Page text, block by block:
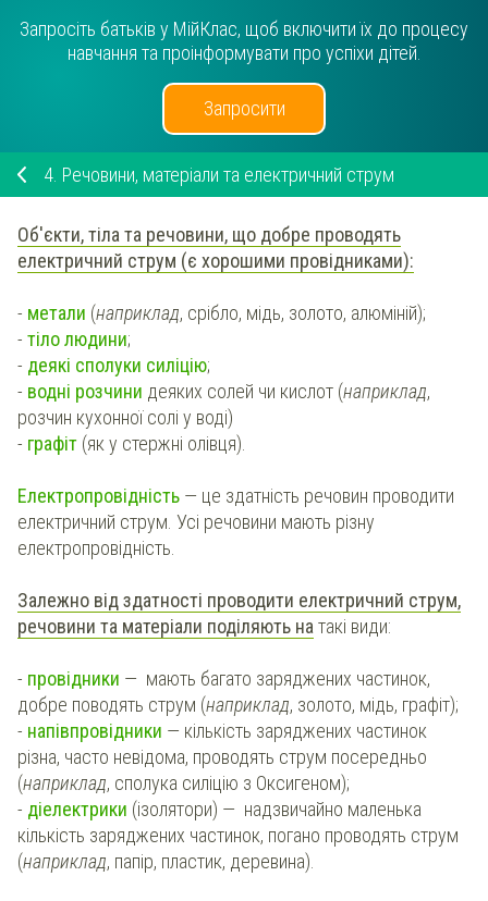
Запросіть батьків у МійКлас, щоб включити їх до процесу
навчання та проінформувати про успіхи дітей.
Запросити
4. Речовини, матеріали та електричний струм
Об'єкти, тіла та речовини, що добре проводять
електричний струм (є хорошими провідниками):
- метали (наприклад, срібло, мідь, золото, алюміній);
- тіло людини;
- деякі сполуки силіцію;
- водні розчини деяких солей чи кислот (наприклад,
розчин кухонної солі у воді)
- графіт (як у стержні олівця).
Електропровідність — це здатність речовин проводити
електричний струм. Усі речовини мають різну
електропровідність.
Залежно від здатності проводити електричний струм,
речовини та матеріали поділяють натакі види:
- провідники — мають багато заряджених частинок,
добре поводять струм (наприклад, золото, мідь, графіт);
- напівпровідники — кількість заряджених частинок
різна, часто невідома, проводять струм посередньо
(наприклад, сполука силіцію з Оксигеном);
- діелектрики (ізолятори) — надзвичайно маленька
кількість заряджених частинок, погано проводять струм
(наприклад, папір, пластик, деревина).